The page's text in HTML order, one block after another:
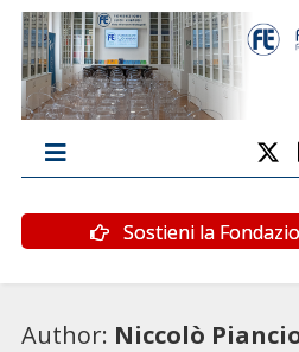
Sostieni la
Author: Niccolò